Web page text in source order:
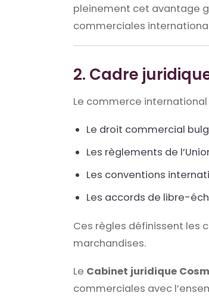
pleinement cet avantage
commerciales
2. Cadre
Le commerce
Le droit commercial
Les règlements de
Les conventions
Les accords de libre-
Ces règles définissent les
marchandises.
Le Cabinet juridique
commerciales avec